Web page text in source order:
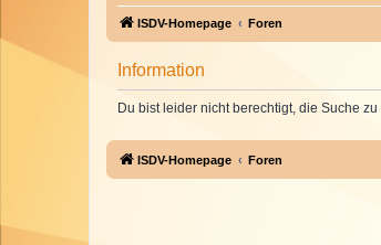
ISDV-Homepage Foren
Information
Du bist leider nicht berechtigt, die Suche
ISDV-Homepage Foren